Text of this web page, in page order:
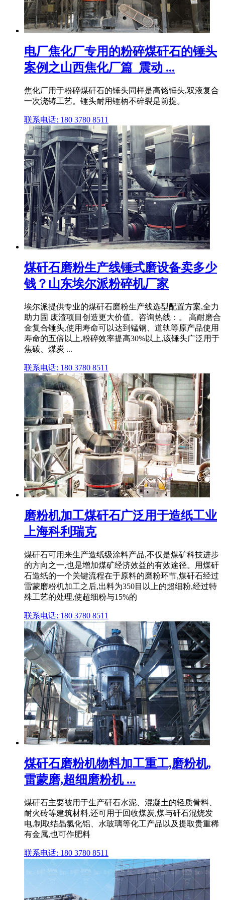
电厂焦化厂专用的粉碎煤矸石的锤头
案例之山西焦化厂篇_震动 ...
焦化厂用于粉碎煤矸石的锤头同样是高铬锤头,双液复合
一次浇铸工艺。锤头耐用锤柄不碎裂是前提。
联系电话: 180 3780 8511
煤矸石磨粉生产线锤式磨设备卖多少
钱？山东埃尔派粉碎机厂家
埃尔派提供专业的煤矸石磨粉生产线选型配置方案,全力
助力固 废渣项目创造更大价值。咨询热线：。 高耐磨合
金复合锤头,使用寿命可以达到锰钢、道轨等原产品使用
寿命的五倍以上,粉碎效率提高30%以上,该锤头广泛用于
焦碳、煤炭 ...
联系电话: 180 3780 8511
磨粉机加工煤矸石广泛用于造纸工业
上海科利瑞克
煤矸石可用来生产造纸级涂料产品,不仅是煤矿科技进步
的方向之一,也是增加煤矿经济效益的有效途径。用煤矸
石造纸的一个关键流程在于原料的磨粉环节,煤矸石经过
雷蒙磨粉机加工之后,出料为350目以上的超细粉,经过特
殊工艺的处理,使超细粉与15%的
联系电话: 180 3780 8511
煤矸石磨粉机物料加工重工,磨粉机,
雷蒙磨,超细磨粉机 ...
煤矸石主要被用于生产矸石水泥、混凝土的轻质骨料、
耐火砖等建筑材料,还可用于回收煤炭,煤与矸石混烧发
电,制取结晶氯化铝、水玻璃等化工产品以及提取贵重稀
有金属,也可作肥料
联系电话: 180 3780 8511